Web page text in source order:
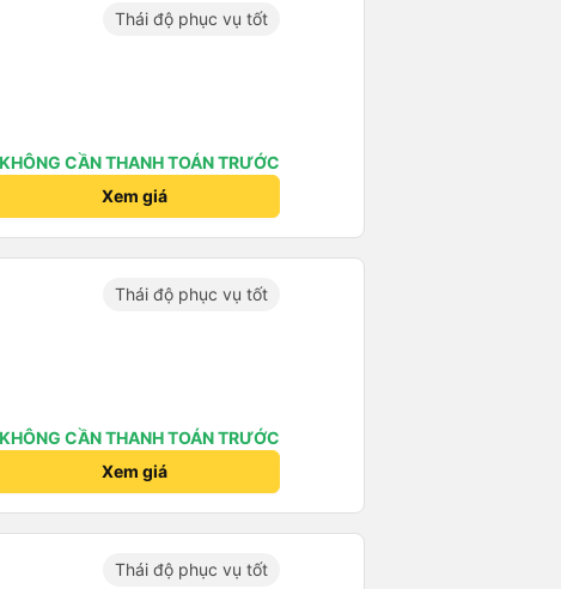
Thái độ phục vụ tốt
KHÔNG CẦN THANH TOÁN TRƯỚC
Xem giá
Thái độ phục vụ tốt
KHÔNG CẦN THANH TOÁN TRƯỚC
Xem giá
Thái độ phục vụ tốt